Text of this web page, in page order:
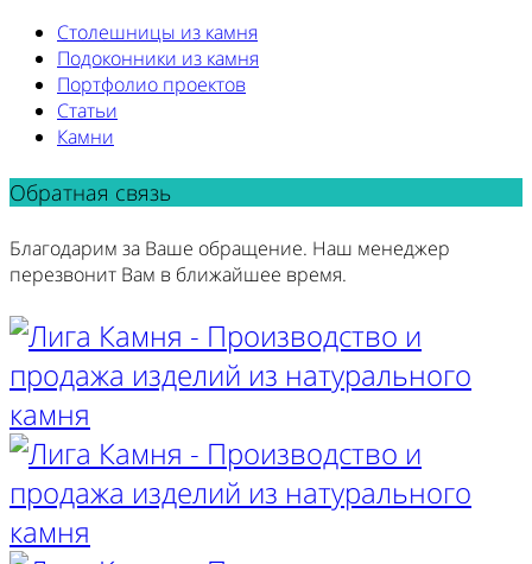
Столешницы из камня
Подоконники из камня
Портфолио проектов
Статьи
Камни
Обратная связь
Благодарим за Ваше обращение. Наш менеджер
перезвонит Вам в ближайшее время.